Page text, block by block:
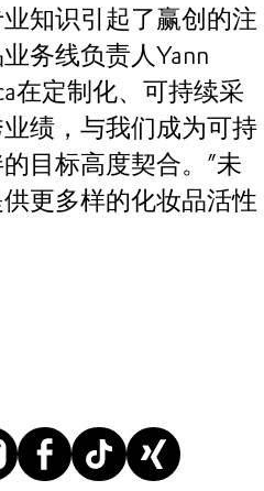
知识引起了赢创的注
务线负责人Yann
在定制化、可持续采
绩，与我们成为可持
目标高度契合。”未
更多样的化妆品活性